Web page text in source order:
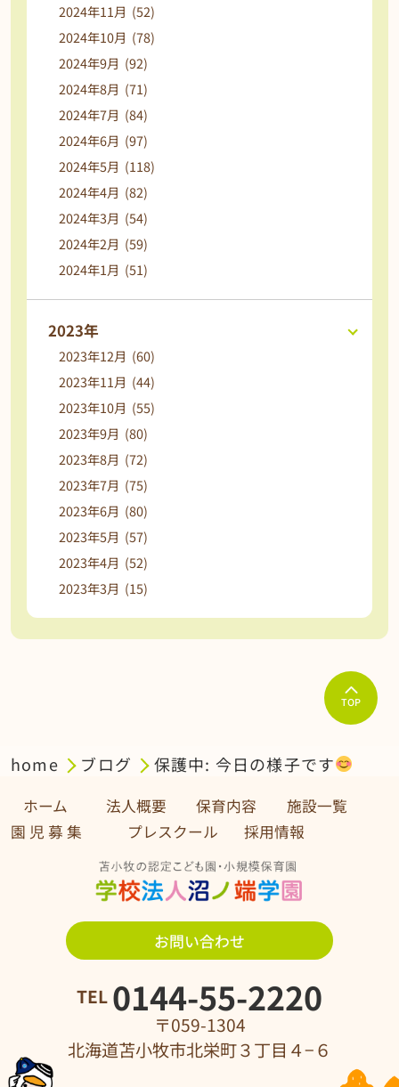
2024年11月 (52)
2024年10月 (78)
2024年9月 (92)
2024年8月 (71)
2024年7月 (84)
2024年6月 (97)
2024年5月 (118)
2024年4月 (82)
2024年3月 (54)
2024年2月 (59)
2024年1月 (51)
2023年
2023年12月 (60)
2023年11月 (44)
2023年10月 (55)
2023年9月 (80)
2023年8月 (72)
2023年7月 (75)
2023年6月 (80)
2023年5月 (57)
2023年4月 (52)
2023年3月 (15)
TOP
home ブログ 保護中: 今日の様子です
ホーム 法人概要 保育内容
施設一覧
園 児 募 集 プレスクール
採用情報
お問い合わせ
TEL 0144-55-2220
〒059-1304
北海道苫小牧市北栄町３丁目４−６